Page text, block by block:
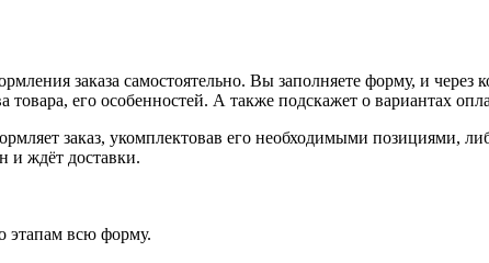
заказа самостоятельно. Вы заполняете форму, и через
его особенностей. А также подскажет о вариантах
заказ, укомплектовав его необходимыми позициями,
и ждёт доставки.
этапам всю форму.